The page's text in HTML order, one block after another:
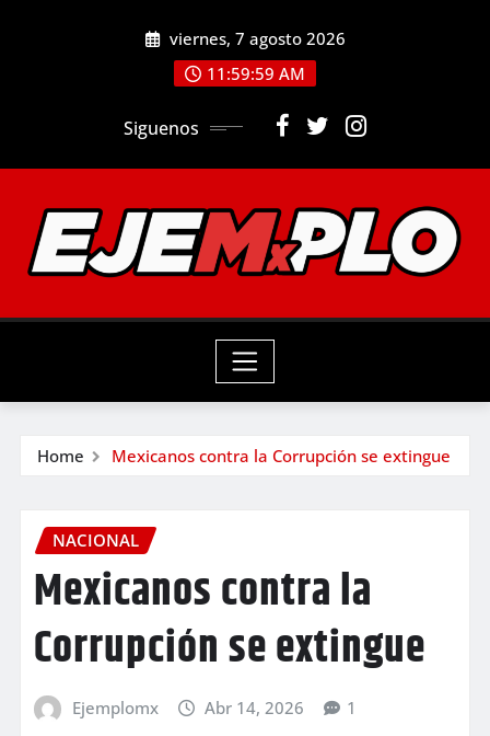
viernes, 7 agosto 2026
12:00:00 PM
Siguenos
Home Mexicanos contra la Corrupción se extingue
NACIONAL
Mexicanos contra la
Corrupción se extingue
Ejemplomx Abr 14, 2026 1